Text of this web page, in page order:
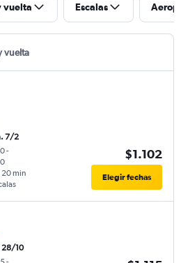
vuelta Escalas
vuelta
7/2
-
20 min
$1.102
Elegir fechas
28/10